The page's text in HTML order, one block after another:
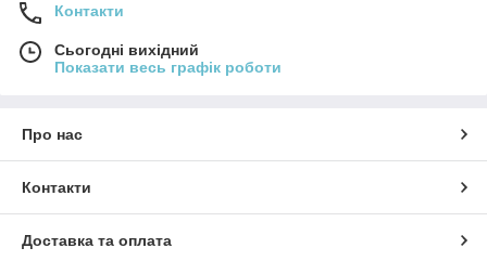
Контакти
Сьогодні вихідний
Показати весь графік роботи
Про нас
Контакти
Доставка та оплата